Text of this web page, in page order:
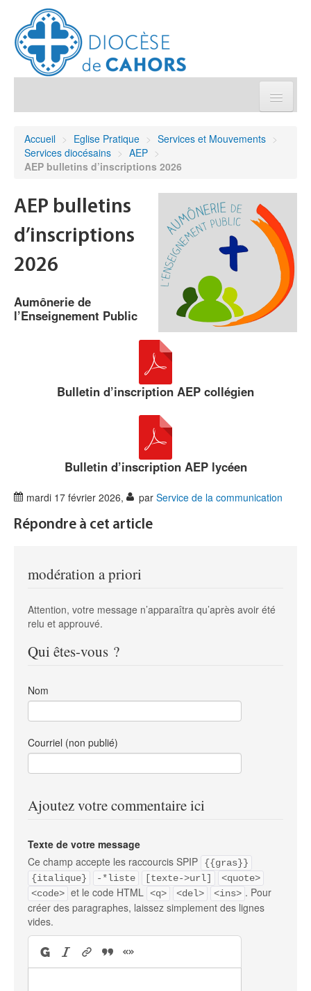
Démarches et sacrements
Sanctuaires & Pélerinages
Agenda diocésain
Je donne
Annuaire/Contact
Accueil > Eglise Pratique > Services et Mouvements >
Services diocésains > AEP >
AEP bulletins d’inscriptions 2026
AEP bulletins
d’inscriptions
2026
Aumônerie de
l’Enseignement Public
Bulletin d’inscription AEP collégien
Bulletin d’inscription AEP lycéen
mardi 17 février 2026, par Service de la communication
Répondre à cet article
modération a priori
Attention, votre message n’apparaîtra qu’après avoir été
relu et approuvé.
Qui êtes-vous ?
Nom
Courriel (non publié)
Ajoutez votre commentaire ici
Texte de votre message
Ce champ accepte les raccourcis SPIP
{{gras}}
{italique}
-*liste [texte->url]
<quote>
<code> et le code HTML <q> <del> <ins> . Pour
créer des paragraphes, laissez simplement des lignes
vides.